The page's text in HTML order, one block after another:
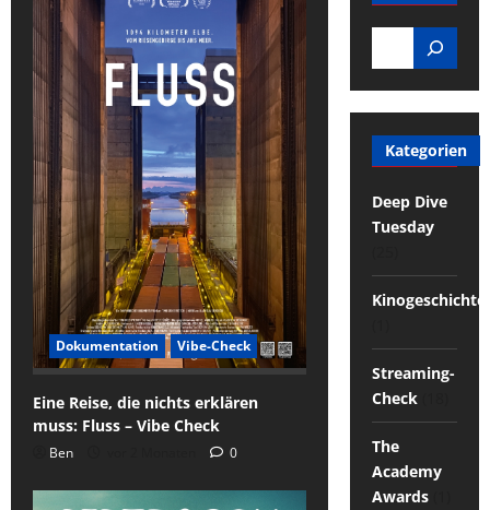
Dokumentation Vibe-Check
Eine Reise, die nichts erklären
muss: Fluss – Vibe Check
Ben 0
Search
Kategorien
Deep Dive
Tuesday
Kinogeschichte
Streaming-
Check(18)
The
Academy
Awards(1)